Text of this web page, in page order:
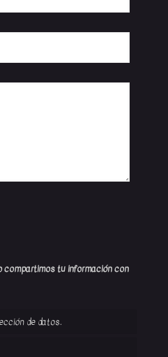
compartimos tu información con
de datos.